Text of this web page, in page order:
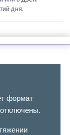
дня.
формат